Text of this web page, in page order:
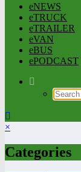
eNEWS
eTRUCK
eTRAILER
eVAN
eBUS
ePODCAST
×
Categories